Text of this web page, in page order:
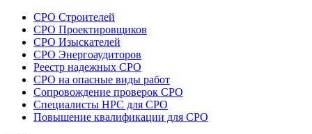
СРО Строителей
СРО Проектировщиков
СРО Изыскателей
СРО Энергоаудиторов
Реестр надежных СРО
СРО на опасные виды работ
Сопровождение проверок СРО
Специалисты НРС для СРО
Повышение квалификации для СРО